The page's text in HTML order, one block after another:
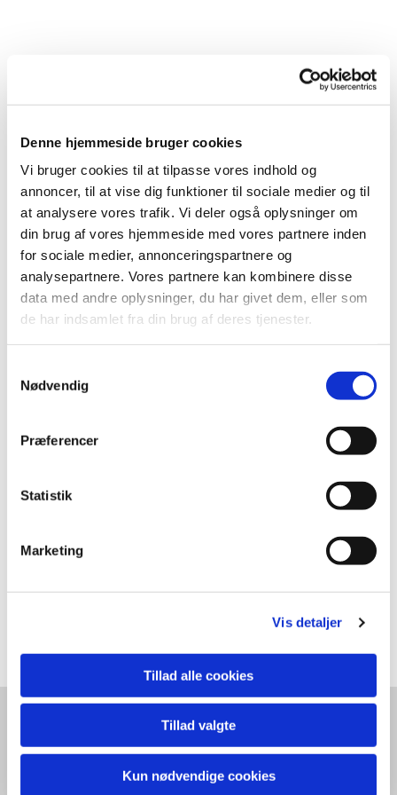
Denne hjemmeside bruger cookies
Vi bruger cookies til at tilpasse vores indhold og
annoncer, til at vise dig funktioner til sociale medier og til
at analysere vores trafik. Vi deler også oplysninger om
din brug af vores hjemmeside med vores partnere inden
for sociale medier, annonceringspartnere og
analysepartnere. Vores partnere kan kombinere disse
data med andre oplysninger, du har givet dem, eller som
de har indsamlet fra din brug af deres tjenester.
Nødvendig
Præferencer
Statistik
Marketing
Vis detaljer
Tillad alle cookies
Tillad valgte
Kun nødvendige cookies
TRINE PANUM / Bagsværd Hovedgade 116 K / 2880 Bagsværd /